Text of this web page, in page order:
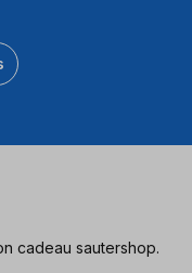
cadeau sautershop.